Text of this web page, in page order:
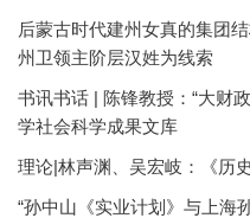
后蒙古时代建州女真的集团
州卫领主阶层汉姓为线索
书讯书话 | 陈锋教授：“大财
学社会科学成果文库
理论|林声渊、吴宏岐：《历
“孙中山《实业计划》与上海